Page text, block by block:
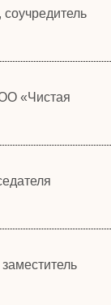
«Чистая